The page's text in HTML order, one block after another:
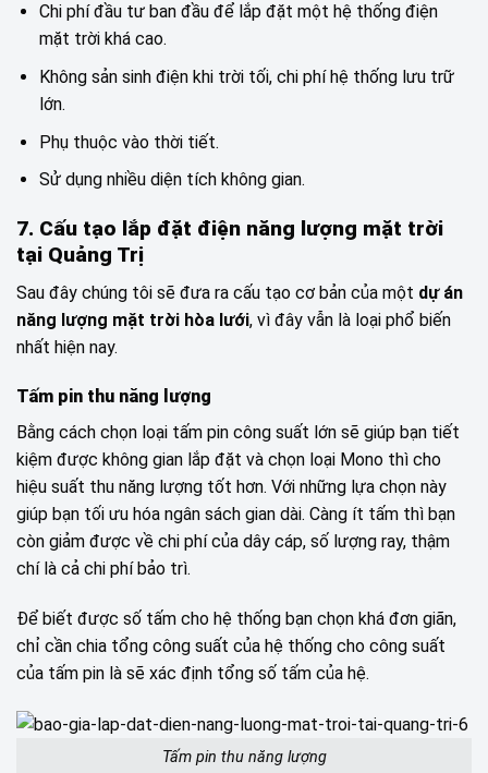
Chi phí đầu tư ban đầu để lắp đặt một hệ thống điện
mặt trời khá cao.
Không sản sinh điện khi trời tối, chi phí hệ thống lưu trữ
lớn.
Phụ thuộc vào thời tiết.
Sử dụng nhiều diện tích không gian.
7. Cấu tạo lắp đặt điện năng lượng mặt trời
tại Quảng Trị
Sau đây chúng tôi sẽ đưa ra cấu tạo cơ bản của một dự án
năng lượng mặt trời hòa lưới, vì đây vẫn là loại phổ biến
nhất hiện nay.
Tấm pin thu năng lượng
Bằng cách chọn loại tấm pin công suất lớn sẽ giúp bạn tiết
kiệm được không gian lắp đặt và chọn loại Mono thì cho
hiệu suất thu năng lượng tốt hơn. Với những lựa chọn này
giúp bạn tối ưu hóa ngân sách gian dài. Càng ít tấm thì bạn
còn giảm được về chi phí của dây cáp, số lượng ray, thậm
chí là cả chi phí bảo trì.
Để biết được số tấm cho hệ thống bạn chọn khá đơn giãn,
chỉ cần chia tổng công suất của hệ thống cho công suất
của tấm pin là sẽ xác định tổng số tấm của hệ.
Tấm pin thu năng lượng